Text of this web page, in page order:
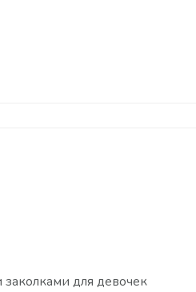
для девочек